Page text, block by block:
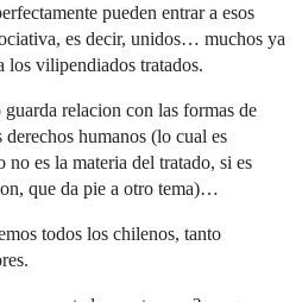
pueden entrar a esos
es decir, unidos… muchos ya
los vilipendiados tratados.
relacion con las formas de
humanos (lo cual es
es la materia del tratado, si es
que da pie a otro tema)…
todos los chilenos, tanto